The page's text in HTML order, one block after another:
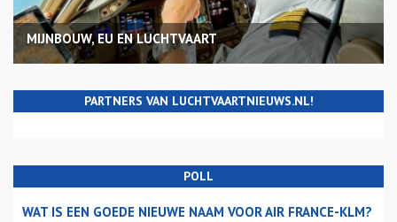
MIJNBOUW, EU EN LUCHTVAART
PARTNERS VAN LUCHTVAARTNIEUWS.NL!
POLL
WAT IS EEN GOEDE NIEUWE NAAM VOOR AIR FRANCE-KLM?